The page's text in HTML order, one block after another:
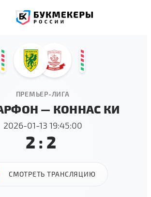
ПРЕМЬЕР-ЛИГА
— КОННАС КИ
2026-01-13 19:45:00
2:2
СМОТРЕТЬ ТРАНСЛЯЦИЮ